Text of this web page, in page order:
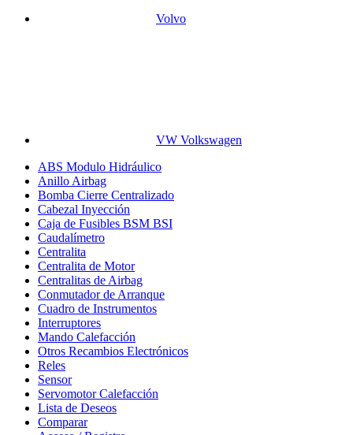
Volvo
VW Volkswagen
ABS Modulo Hidráulico
Anillo Airbag
Bomba Cierre Centralizado
Cabezal Inyección
Caja de Fusibles BSM BSI
Caudalímetro
Centralita
Centralita de Motor
Centralitas de Airbag
Conmutador de Arranque
Cuadro de Instrumentos
Interruptores
Mando Calefacción
Otros Recambios Electrónicos
Reles
Sensor
Servomotor Calefacción
Lista de Deseos
Comparar